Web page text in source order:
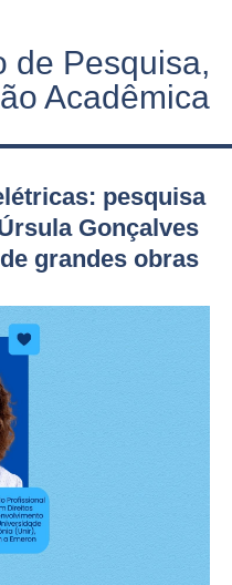
de Pesquisa,
Acadêmica
pesquisa
Gonçalves
grandes obras